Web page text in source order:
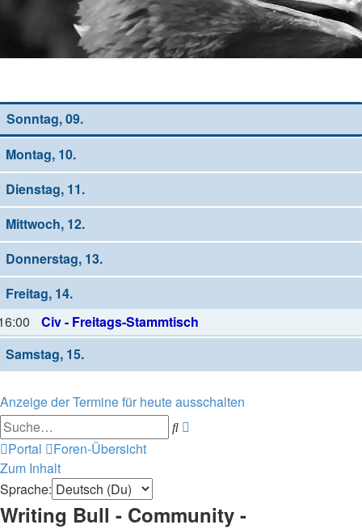
Sonntag, 09.
Montag, 10.
Dienstag, 11.
Mittwoch, 12.
Donnerstag, 13.
Freitag, 14.
Civ - Freitags-Stammtisch
Samstag, 15.
Anzeige der Termine für heute ausschalten
Suche
Portal
Foren-Übersicht
Zum Inhalt
Sprache:
Writing Bull - Community -